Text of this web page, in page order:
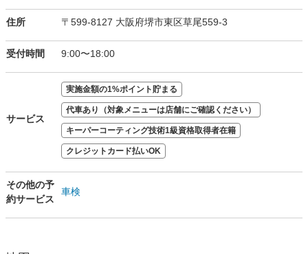
住所 〒599-8127 大阪府堺市東区草尾559-3
受付時間 9:00〜18:00
サービス
実施金額の1%ポイント貯まる
代車あり（対象メニューは店舗にご確認ください）
キーパーコーティング技術1級資格取得者在籍
クレジットカード払いOK
その他の予
約サービス
車検